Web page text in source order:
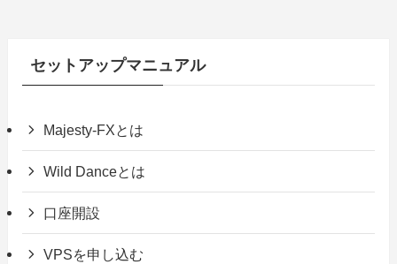
セットアップマニュアル
Majesty-FXとは
Wild Danceとは
口座開設
VPSを申し込む